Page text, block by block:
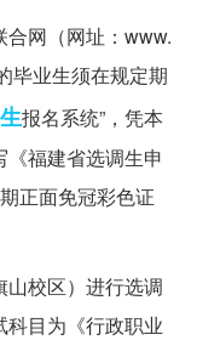
合网（网址：www.
毕业生须在规定期
报名系统”，凭本
福建省选调生申
正面免冠彩色证
山校区）进行选调
目为《行政职业